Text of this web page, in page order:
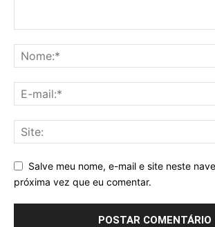
Salve meu nome, e-mail e site neste
próxima vez que eu comentar.